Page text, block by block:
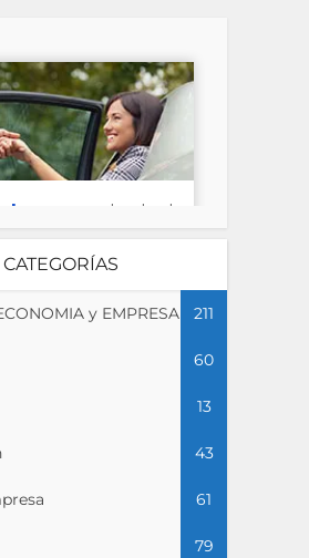
CATEGORÍAS
y EMPRESA 211
60
13
43
61
79